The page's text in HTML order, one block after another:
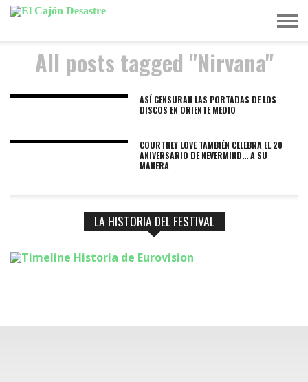
MÚSICA
TELEVISIÓN
POLÍTICA
ACTUALIDAD
EUROVISIÓN
All posts tagged "Nirvana"
ASÍ CENSURAN LAS PORTADAS DE LOS
DISCOS EN ORIENTE MEDIO
COURTNEY LOVE TAMBIÉN CELEBRA EL 20
ANIVERSARIO DE NEVERMIND… A SU
MANERA
LA HISTORIA DEL FESTIVAL